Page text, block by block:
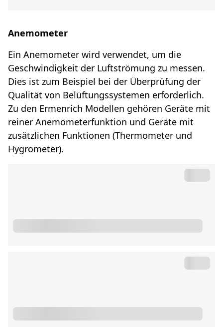
Anemometer
Ein Anemometer wird verwendet, um die
Geschwindigkeit der Luftströmung zu messen.
Dies ist zum Beispiel bei der Überprüfung der
Qualität von Belüftungssystemen erforderlich.
Zu den Ermenrich Modellen gehören Geräte mit
reiner Anemometerfunktion und Geräte mit
zusätzlichen Funktionen (Thermometer und
Hygrometer).